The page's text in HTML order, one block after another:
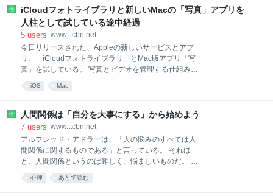
てしまった。 富山は今回で3回目だが、今までで一番
感動した魚体験だった。 いやあ、さすが魚
か。 それは、同じカロリー（熱量）を持つ食べ物で
も、太りやすいもの、太りにくいものがあるからだ。
たとえば仮にヒレステーキ200gと同じカロリーのロー
じ熱量だが、ステーキとケーキでは含まれている栄養
素がまったく違ってくる。 ステーキにはたんぱく質は
もちろん鉄分、マグネシウム、ビタミンなどが豊富に
含まれている。 いっぽうでケーキには栄養はほとんど
だが、現
iCloudフォトライブラリと新しいMacの「写真」アプリを
人柱として試している途中経過
5 users www.ttcbn.net
今日リリースされた、Appleの新しいサービスとアプ
リ、「iCloudフォトライブラリ」とMac版アプリ「写
真」を試している。 写真とビデオを管理する仕組みが
かけないので、とりあえず現在進行形で、書き殴って
みる。 データ量が多いので、最終的にどんな使い勝手
か報告できるまでは、しばらく時間がかかりそう。 と
いうわけで、「ああ、こんな感じなんだな」というこ
とだけ、お伝えできれば幸い。 iCloudフォトライブラ
いる途中経過 iPhoneで「iCloudフォトストリーム」を
iOS Mac
人間関係は「自分を大事にする」から始めよう
7 users www.ttcbn.net
アルフレッド・アドラーは、「人の悩みのすべては人
間関係に関するものである」と言っている。 それほ
ど、人間関係というのは難しく、悩ましいものだ。 特
に日本人には、「和」を重んじる文化が根付いてお
り、他人との協調性を重要視する傾向が強い。 しか
心理 あとで読む